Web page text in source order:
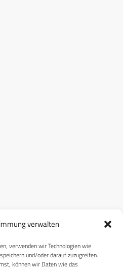
verwalten
verwenden wir Technologien wie
und/oder darauf zuzugreifen.
können wir Daten wie das